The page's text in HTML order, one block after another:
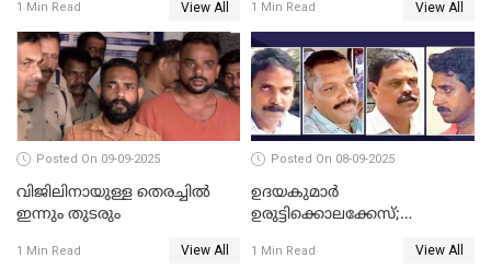
കൊലപ്പെടുത്തി; 5 പവൻ
സ്വർണ്ണവും ഒരു ലക്ഷം
രൂപയും കാണാതായി
1 Min Read View All
കണ്ടെത്തി
1 Min Read View All
Posted On 09-09-2025
വിജിലിനായുള്ള തെരച്ചിൽ
ഇന്നും തുടരും
1 Min Read View All
Posted On 08-09-2025
ഉദയകുമാര്‍
ഉരുട്ടിക്കൊലക്കേസ്;
സുപ്രീംകോടതിയിലേക്ക്
1 Min Read View All